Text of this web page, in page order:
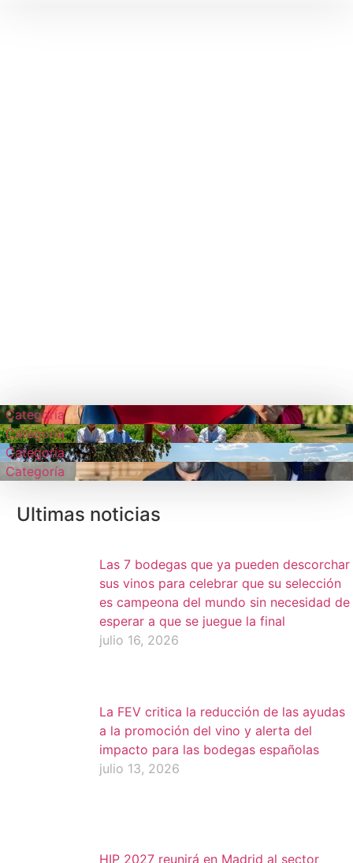
Categoría
Categoría
Categoría
Categoría
Ultimas noticias
Las 7 bodegas que ya pueden descorchar
sus vinos para celebrar que su selección
es campeona del mundo sin necesidad de
esperar a que se juegue la final
julio 16, 2026
La FEV critica la reducción de las ayudas
a la promoción del vino y alerta del
impacto para las bodegas españolas
julio 13, 2026
HIP 2027 reunirá en Madrid al sector